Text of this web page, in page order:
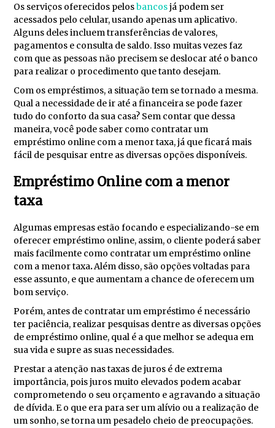
Os serviços oferecidos pelosbancosjá podem ser
acessados pelo celular, usando apenas um aplicativo.
Alguns deles incluem transferências de valores,
pagamentos e consulta de saldo. Isso muitas vezes faz
com que as pessoas não precisem se deslocar até o banco
para realizar o procedimento que tanto desejam.
Com os empréstimos, a situação tem se tornado a mesma.
Qual a necessidade de ir até a financeira se pode fazer
tudo do conforto da sua casa? Sem contar que dessa
maneira, você pode saber como contratar um
empréstimo online com a menor taxa, já que ficará mais
fácil de pesquisar entre as diversas opções disponíveis.
Empréstimo Online com a menor
taxa
Algumas empresas estão focando e especializando-se em
oferecer empréstimo online, assim, o cliente poderá saber
mais facilmente como contratar um empréstimo online
com a menor taxa.Além disso, são opções voltadas para
esse assunto, e que aumentam a chance de oferecem um
bom serviço.
Porém, antes de contratar um empréstimo é necessário
ter paciência, realizar pesquisas dentre as diversas opções
de empréstimo online, qual é a que melhor se adequa em
sua vida e supre as suas necessidades.
Prestar a atenção nas taxas de juros é de extrema
importância, pois juros muito elevados podem acabar
comprometendo o seu orçamento e agravando a situação
de dívida. E o que era para ser um alívio ou a realização de
um sonho, se torna um pesadelo cheio de preocupações.